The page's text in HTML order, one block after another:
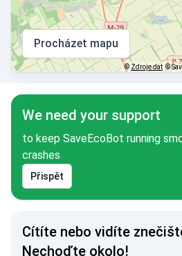
Procházet mapu
© Zdroje dat ©
We need your support
to keep SaveEcoBot running
crashes
Přispět
Cítíte nebo vidíte
Nechoďte okolo!